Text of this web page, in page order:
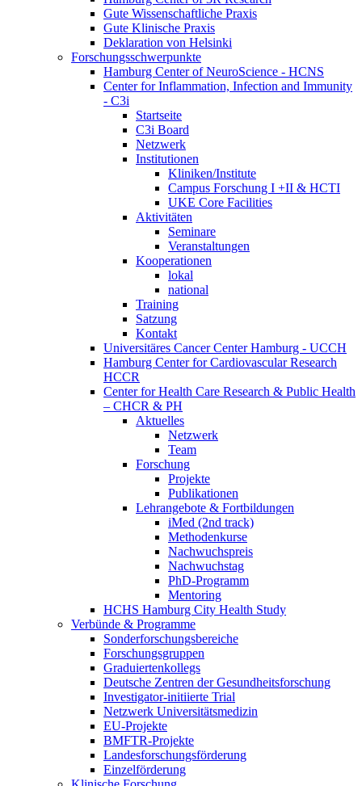
Gute Wissenschaftliche Praxis
Gute Klinische Praxis
Deklaration von Helsinki
Forschungsschwerpunkte
Hamburg Center of NeuroScience - HCNS
Center for Inflammation, Infection and Immunity
- C3i
Startseite
C3i Board
Netzwerk
Institutionen
Kliniken/Institute
Campus Forschung I +II & HCTI
UKE Core Facilities
Aktivitäten
Seminare
Veranstaltungen
Kooperationen
lokal
national
Training
Satzung
Kontakt
Universitäres Cancer Center Hamburg - UCCH
Hamburg Center for Cardiovascular Research
HCCR
Center for Health Care Research & Public Health
– CHCR & PH
Aktuelles
Netzwerk
Team
Forschung
Projekte
Publikationen
Lehrangebote & Fortbildungen
iMed (2nd track)
Methodenkurse
Nachwuchspreis
Nachwuchstag
PhD-Programm
Mentoring
HCHS Hamburg City Health Study
Verbünde & Programme
Sonderforschungsbereiche
Forschungsgruppen
Graduiertenkollegs
Deutsche Zentren der Gesundheitsforschung
Investigator-initiierte Trial
Netzwerk Universitätsmedizin
EU-Projekte
BMFTR-Projekte
Landesforschungsförderung
Einzelförderung